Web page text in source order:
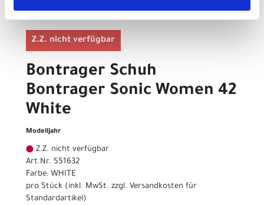
Z.Z. nicht verfügbar
Bontrager Schuh
Bontrager Sonic Women 42
White
Modelljahr
Z.Z. nicht verfügbar
Art.Nr. 551632
Farbe: WHITE
pro Stück (inkl. MwSt. zzgl. Versandkosten für
Standardartikel)